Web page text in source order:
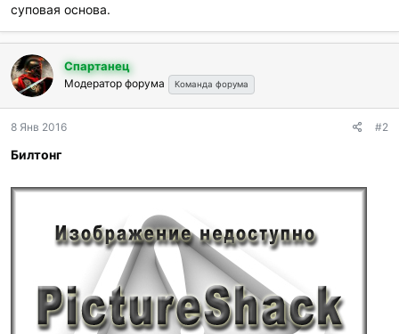
суповая основа.
Спартанец
Модератор форума Команда форума
8 Янв 2016 #2
Билтонг